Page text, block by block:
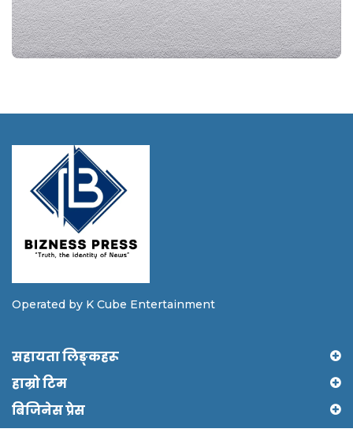
Operated by K Cube Entertainment
सहायता लिङ्कहरू
हाम्रो टिम
बिजिनेस प्रेस